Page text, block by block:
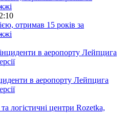
отримав 15 років за
в аеропорту Лейпцига